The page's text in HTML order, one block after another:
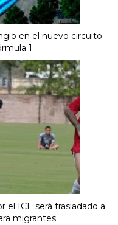
en el nuevo circuito
1
ICE será trasladado a
migrantes